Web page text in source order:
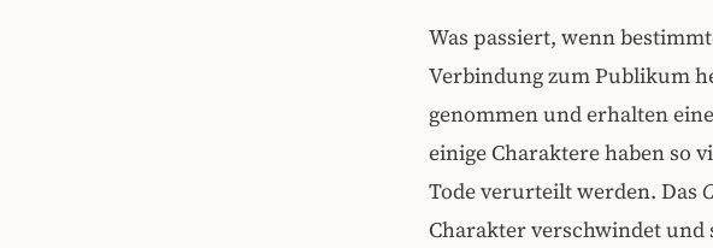
Was passiert, wenn
Verbindung zum Publikum
genommen und erhalten
einige Charaktere haben so
Tode verurteilt werden. Das
Charakter verschwindet